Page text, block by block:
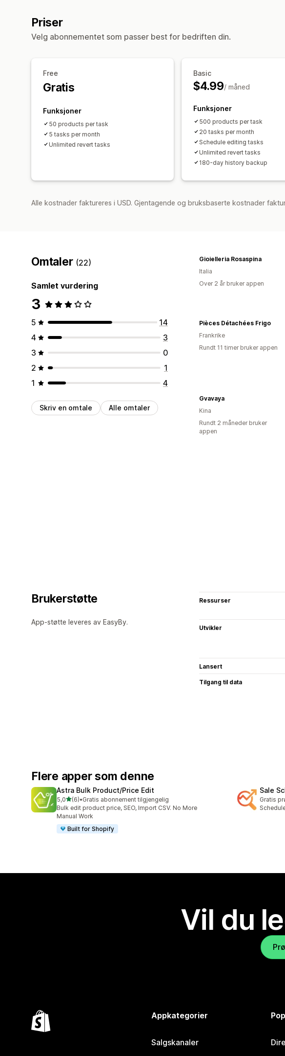
Priser
Velg abonnementet som passer best for bedriften din.
Free
Gratis
Funksjoner
50 products per task
5 tasks per month
Unlimited revert tasks
Basic
$4.99/ måned
Funksjoner
500 products per task
20 tasks per month
Schedule editing tasks
Unlimited revert tasks
180-day history backup
Alle kostnader faktureres i USD. Gjentagende og bruksbaserte kostnader
Omtaler (22)
Samlet vurdering
3
5
14
4
3
3
0
2
1
1
4
Skriv en omtale Alle omtaler
Gioielleria Rosaspina
Italia
Over 2 år bruker appen
Pièces Détachées Frigo
Frankrike
Rundt 11 timer bruker appen
Gvavaya
Kina
Rundt 2 måneder bruker
appen
Brukerstøtte
App-støtte leveres av EasyBy.
Ressurser
Utvikler
Lansert
Tilgang til data
Flere apper som denne
Astra Bulk Product/Price Edit
5,0av 5 stjerner
(6)
Totalt 6 omtaler
•Gratis abonnement tilgjengelig
Bulk edit product price, SEO, Import CSV. No More
Manual Work
Built for Shopify
Sale
Gratis
Vil du
Appkategorier
Salgskanaler